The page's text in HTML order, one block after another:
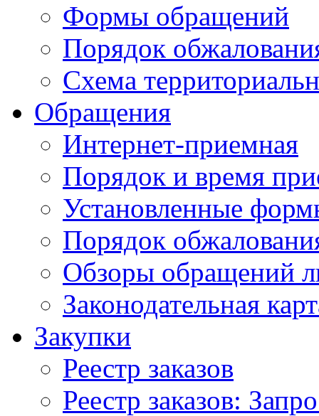
Формы обращений
Порядок
Схема
Обращения
Интернет-приемная
Порядок и время
Установленные
Порядок
Обзоры обращений
Законодательная
Закупки
Реестр заказов
Реестр заказов: